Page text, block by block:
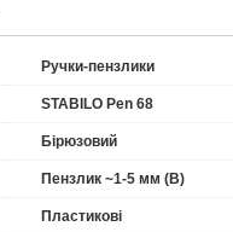
Ручки-пензлики
STABILO Pen 68
Бірюзовий
Пензлик ~1-5 мм (B)
Пластикові